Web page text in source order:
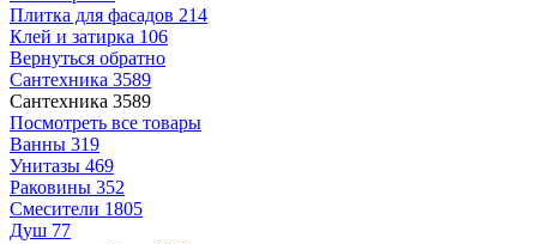
Плитка для фасадов 214
Клей и затирка 106
Вернуться обратно
Сантехника 3589
Сантехника 3589
Посмотреть все товары
Ванны 319
Унитазы 469
Раковины 352
Смесители 1805
Душ 77